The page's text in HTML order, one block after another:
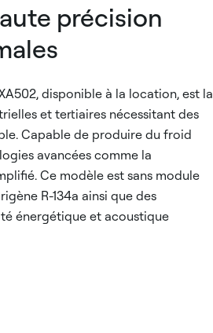
précision
disponible à la location, est la
et tertiaires nécessitant des
Capable de produire du froid
avancées comme la
Ce modèle est sans module
R-134a ainsi que des
énergétique et acoustique